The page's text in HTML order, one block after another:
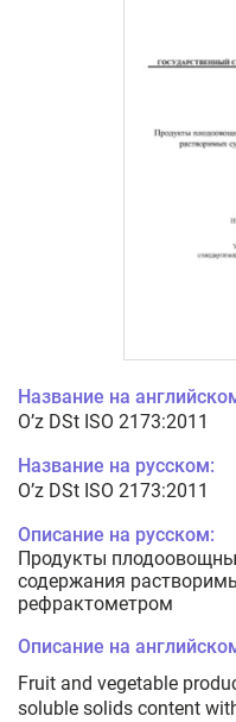
Название на
O’z DSt ISO 2173:2011
Название на русском:
O’z DSt ISO 2173:2011
Описание на русском:
Продукты
содержания
рефрактометром
Описание на
Fruit and vegetable
soluble solids content